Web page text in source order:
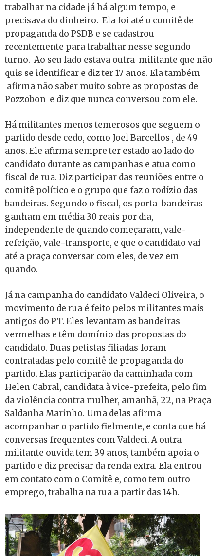
trabalhar na cidade já há algum tempo, e
precisava do dinheiro. Ela foi até o comitê de
propaganda do PSDB e se cadastrou
recentemente para trabalhar nesse segundo
turno. Ao seu lado estava outra militante que não
quis se identificar e diz ter 17 anos. Ela também
afirma não saber muito sobre as propostas de
Pozzobon e diz que nunca conversou com ele.
Há militantes menos temerosos que seguem o
partido desde cedo, como Joel Barcellos , de 49
anos. Ele afirma sempre ter estado ao lado do
candidato durante as campanhas e atua como
fiscal de rua. Diz participar das reuniões entre o
comitê político e o grupo que faz o rodízio das
bandeiras. Segundo o fiscal, os porta-bandeiras
ganham em média 30 reais por dia,
independente de quando começaram, vale-
refeição, vale-transporte, e que o candidato vai
até a praça conversar com eles, de vez em
quando.
Já na campanha do candidato Valdeci Oliveira, o
movimento de rua é feito pelos militantes mais
antigos do PT. Eles levantam as bandeiras
vermelhas e têm domínio das propostas do
candidato. Duas petistas filiadas foram
contratadas pelo comitê de propaganda do
partido. Elas participarão da caminhada com
Helen Cabral, candidata à vice-prefeita, pelo fim
da violência contra mulher, amanhã, 22, na Praça
Saldanha Marinho. Uma delas afirma
acompanhar o partido fielmente, e conta que há
conversas frequentes com Valdeci. A outra
militante ouvida tem 39 anos, também apoia o
partido e diz precisar da renda extra. Ela entrou
em contato com o Comitê e, como tem outro
emprego, trabalha na rua a partir das 14h.